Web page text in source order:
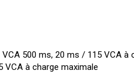
500 ms, 20 ms / 115 VCA à
VCA à charge maximale